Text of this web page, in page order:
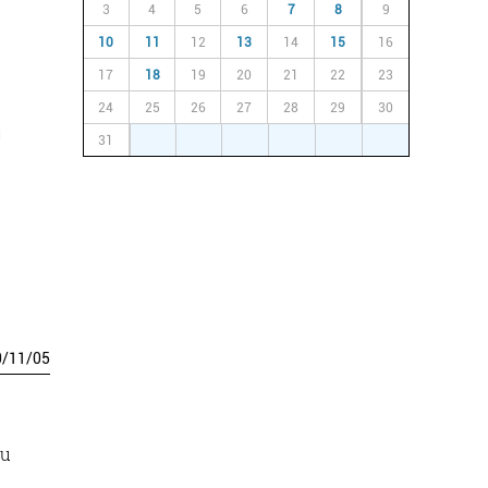
/11/05
3 4 5 6 7 8 9
10 11 12 13 14 15 16
17 18 19 20 21 22 23
24 25 26 27 28 29 30
31